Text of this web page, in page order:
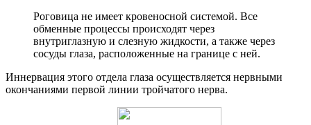
Роговица не имеет кровеносной системой. Все
обменные процессы происходят через
внутриглазную и слезную жидкости, а также через
сосуды глаза, расположенные на границе с ней.
Иннервация этого отдела глаза осуществляется нервными
окончаниями первой линии тройчатого нерва.